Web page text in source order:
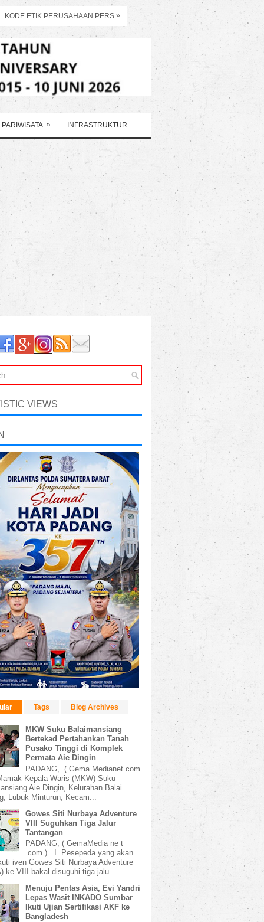
KODE ETIK PERUSAHAAN PERS »
PARIWISATA » INFRASTRUKTUR
VIEWS
Tags Blog Archives
MKW Suku Balaimansiang
Bertekad Pertahankan Tanah
Pusako Tinggi di Komplek
Permata Aie Dingin
PADANG, ( Gema Medianet.com
Kepala Waris (MKW) Suku
Aie Dingin, Kelurahan Balai
Lubuk Minturun, Kecam...
Gowes Siti Nurbaya Adventure
VIII Suguhkan Tiga Jalur
Tantangan
PADANG, ( GemaMedia ne t
.com ) I Pesepeda yang akan
iven Gowes Siti Nurbaya Adventure
ke-VIII bakal disuguhi tiga jalu...
Menuju Pentas Asia, Evi Yandri
Lepas Wasit INKADO Sumbar
Ikuti Ujian Sertifikasi AKF ke
Bangladesh